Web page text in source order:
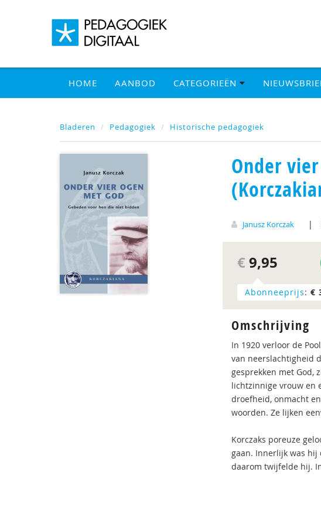
HOME AANBOD CATEGORIEËN
Bladeren Pedagogiek Historische pedagogiek
Onder
Janusz Korczak |
€ 9,95
Abonneeprijs: €
Omschrijving
In 1920 verloor de
van neerslachtigheid
gesprekken met God,
licht­zinnige vrouw en
droefheid, onmacht
woorden. Ze lijken
Korczaks poreuze
gaan. Innerlijk was hij
daarom twijfelde hij.